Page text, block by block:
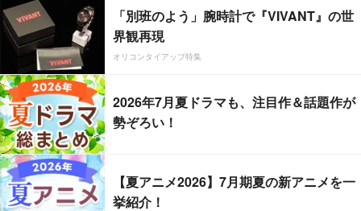
「別班のよう」腕時計で『VIVANT』の世
界観再現
オリコンタイアップ特集
2026年7月夏ドラマも、注目作＆話題作が
勢ぞろい！
【夏アニメ2026】7月期夏の新アニメを一
挙紹介！